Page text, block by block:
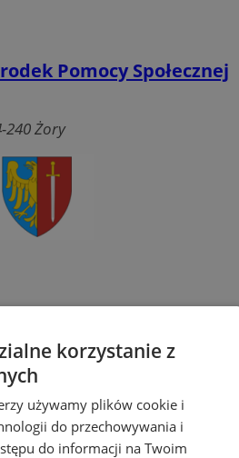
Pomocy Społecznej
240 Żory
Niepokalanego Serca
korzystanie z
używamy plików cookie i
do przechowywania i
do informacji na Twoim